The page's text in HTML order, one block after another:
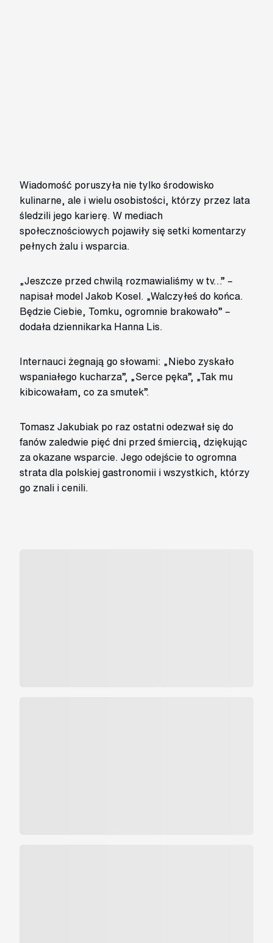
Wiadomość poruszyła nie tylko środowisko
kulinarne, ale i wielu osobistości, którzy przez lata
śledzili jego karierę. W mediach
społecznościowych pojawiły się setki komentarzy
pełnych żalu i wsparcia.
„Jeszcze przed chwilą rozmawialiśmy w tv…” –
napisał model Jakob Kosel. „Walczyłeś do końca.
Będzie Ciebie, Tomku, ogromnie brakowało” –
dodała dziennikarka Hanna Lis.
Internauci żegnają go słowami: „Niebo zyskało
wspaniałego kucharza”, „Serce pęka”, „Tak mu
kibicowałam, co za smutek”.
Tomasz Jakubiak po raz ostatni odezwał się do
fanów zaledwie pięć dni przed śmiercią, dziękując
za okazane wsparcie. Jego odejście to ogromna
strata dla polskiej gastronomii i wszystkich, którzy
go znali i cenili.